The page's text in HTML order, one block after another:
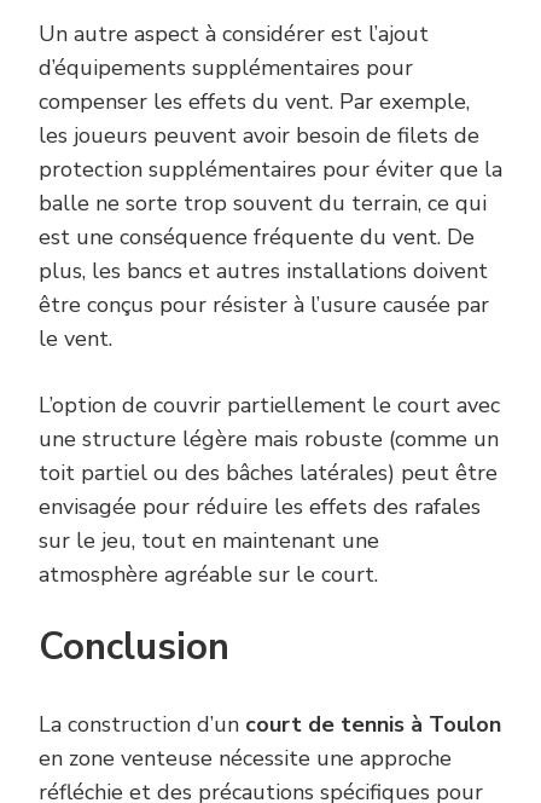
Un autre aspect à considérer est l’ajout
d’équipements supplémentaires pour
compenser les effets du vent. Par exemple,
les joueurs peuvent avoir besoin de filets de
protection supplémentaires pour éviter que la
balle ne sorte trop souvent du terrain, ce qui
est une conséquence fréquente du vent. De
plus, les bancs et autres installations doivent
être conçus pour résister à l’usure causée par
le vent.
L’option de couvrir partiellement le court avec
une structure légère mais robuste (comme un
toit partiel ou des bâches latérales) peut être
envisagée pour réduire les effets des rafales
sur le jeu, tout en maintenant une
atmosphère agréable sur le court.
Conclusion
La construction d’un court de tennis à Toulon
en zone venteuse nécessite une approche
réfléchie et des précautions spécifiques pour